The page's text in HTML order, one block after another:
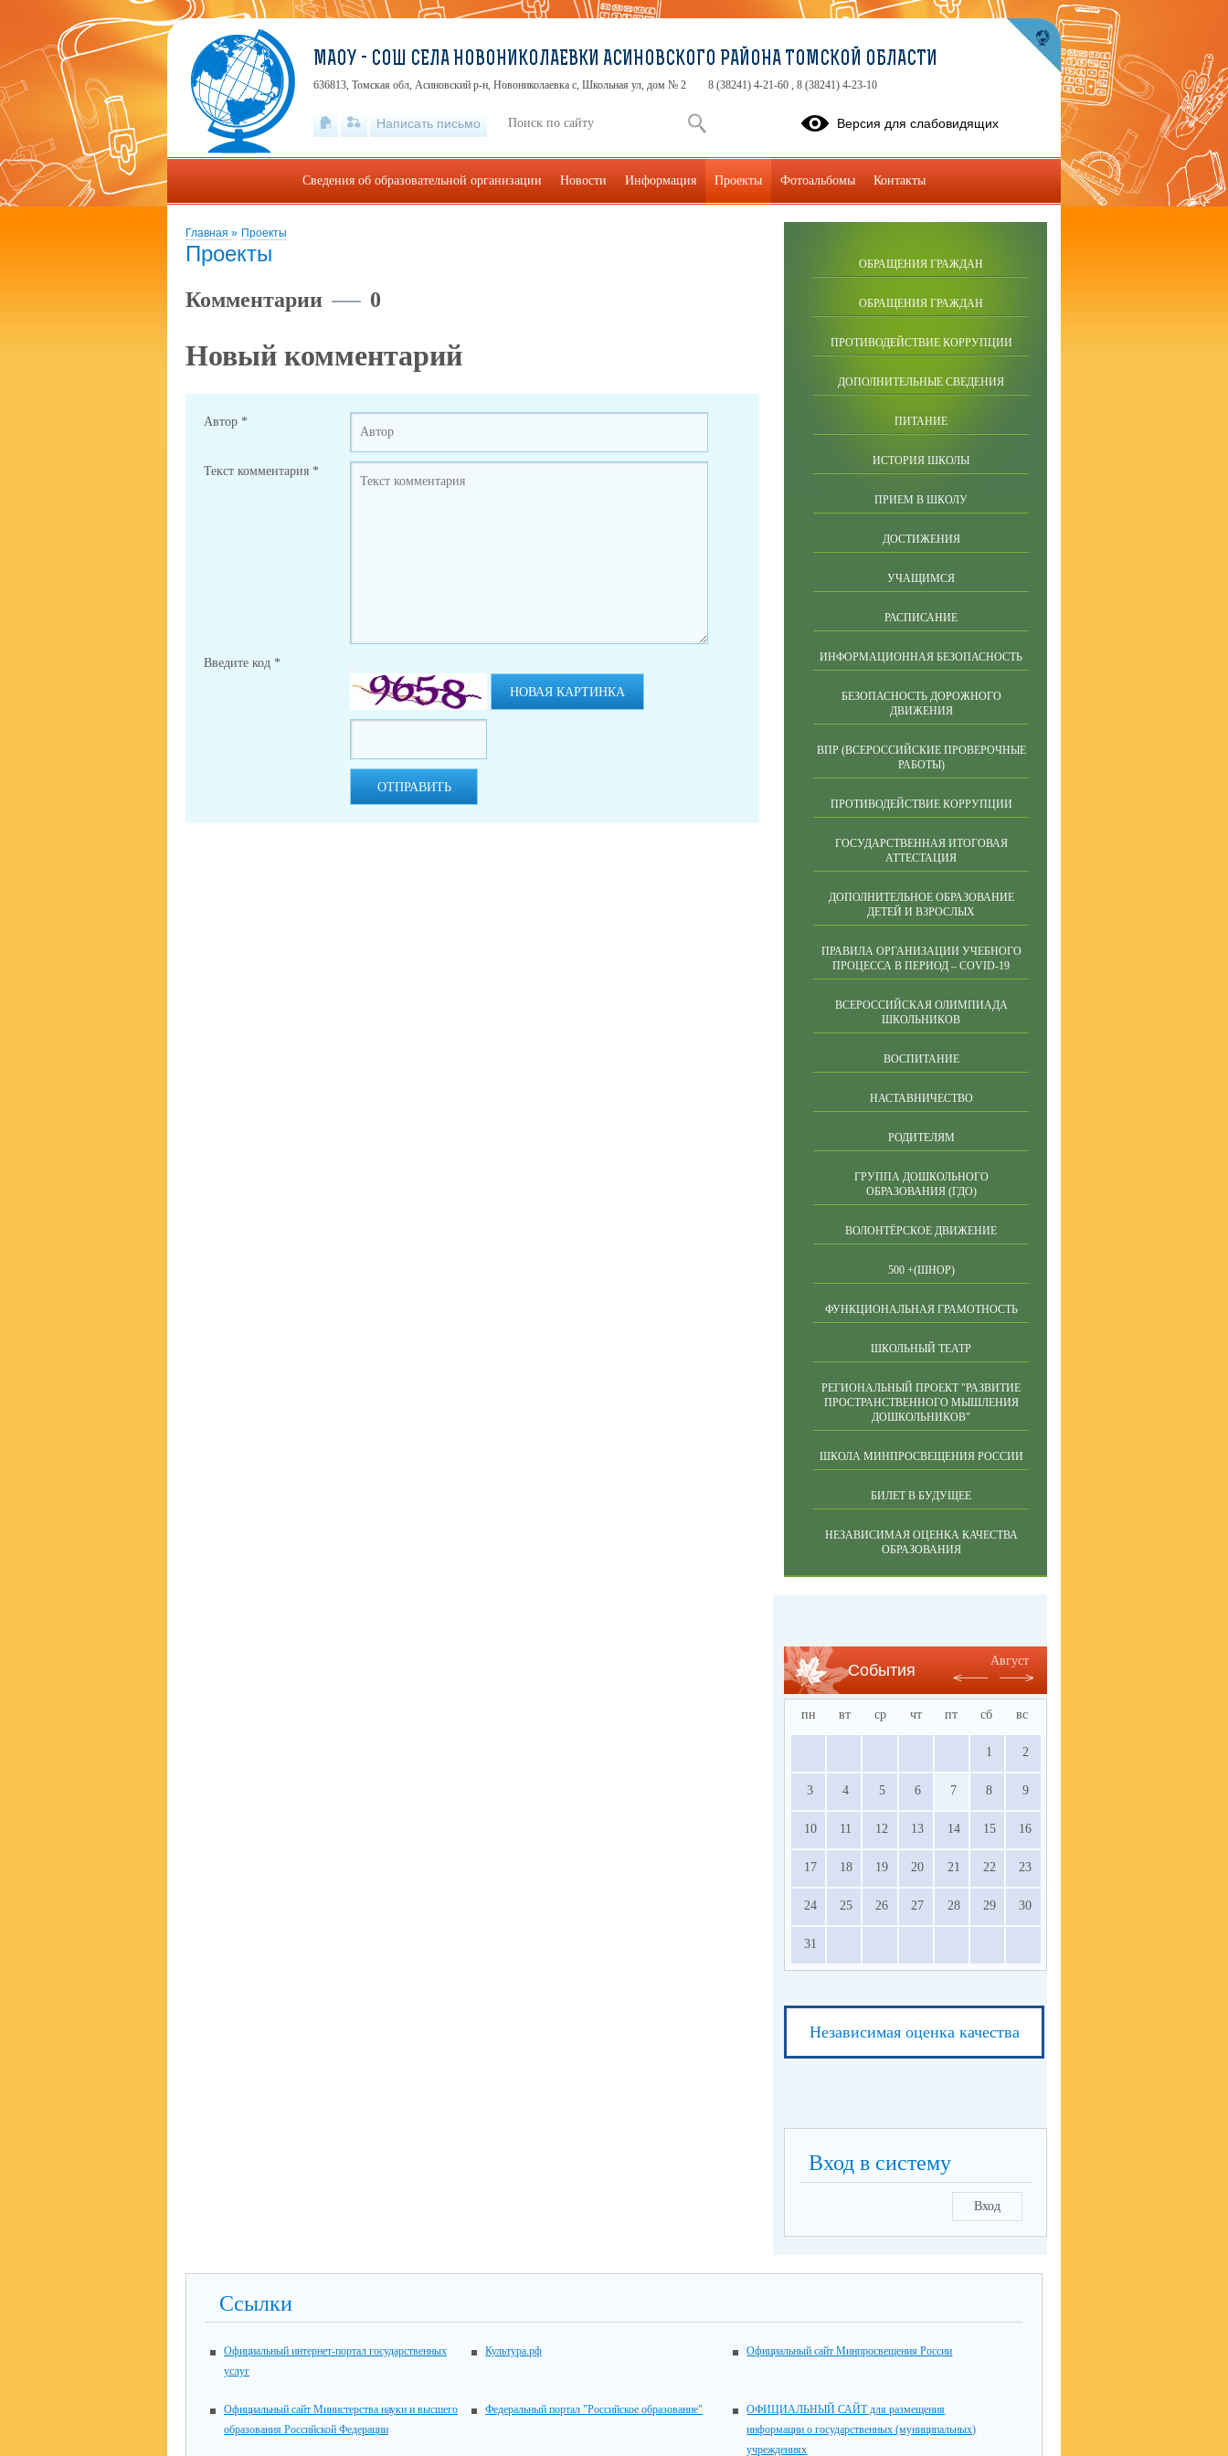
Главная » Проекты
Проекты
Комментарии 0
Новый комментарий
Автор *
Текст комментария *
Введите код *
НОВАЯ КАРТИНКА
ОТПРАВИТЬ
ОБРАЩЕНИЯ ГРАЖДАН
ОБРАЩЕНИЯ ГРАЖДАН
ПРОТИВОДЕЙСТВИЕ КОРРУПЦИИ
ДОПОЛНИТЕЛЬНЫЕ СВЕДЕНИЯ
ПИТАНИЕ
ИСТОРИЯ ШКОЛЫ
ПРИЕМ В ШКОЛУ
ДОСТИЖЕНИЯ
УЧАЩИМСЯ
РАСПИСАНИЕ
ИНФОРМАЦИОННАЯ БЕЗОПАСНОСТЬ
БЕЗОПАСНОСТЬ ДОРОЖНОГО
ДВИЖЕНИЯ
ВПР (ВСЕРОССИЙСКИЕ ПРОВЕРОЧНЫЕ
РАБОТЫ)
ПРОТИВОДЕЙСТВИЕ КОРРУПЦИИ
ГОСУДАРСТВЕННАЯ ИТОГОВАЯ
АТТЕСТАЦИЯ
ДОПОЛНИТЕЛЬНОЕ ОБРАЗОВАНИЕ
ДЕТЕЙ И ВЗРОСЛЫХ
ПРАВИЛА ОРГАНИЗАЦИИ УЧЕБНОГО
ПРОЦЕССА В ПЕРИОД – COVID-19
ВСЕРОССИЙСКАЯ ОЛИМПИАДА
ШКОЛЬНИКОВ
ВОСПИТАНИЕ
НАСТАВНИЧЕСТВО
РОДИТЕЛЯМ
ГРУППА ДОШКОЛЬНОГО
ОБРАЗОВАНИЯ (ГДО)
ВОЛОНТЁРСКОЕ ДВИЖЕНИЕ
500 +(ШНОР)
ФУНКЦИОНАЛЬНАЯ ГРАМОТНОСТЬ
ШКОЛЬНЫЙ ТЕАТР
РЕГИОНАЛЬНЫЙ ПРОЕКТ "РАЗВИТИЕ
ПРОСТРАНСТВЕННОГО МЫШЛЕНИЯ
ДОШКОЛЬНИКОВ"
ШКОЛА МИНПРОСВЕЩЕНИЯ РОССИИ
БИЛЕТ В БУДУЩЕЕ
НЕЗАВИСИМАЯ ОЦЕНКА КАЧЕСТВА
ОБРАЗОВАНИЯ
События
Август
пн вт ср чт пт сб вс
1 2
3 4 5 6 7 8 9
10 11 12 13 14 15 16
17 18 19 20 21 22 23
24 25 26 27 28 29 30
31
Независимая оценка качества
Вход в систему
Вход
Ссылки
Официальный интернет-портал государственных
услуг
Культура.рф Официальный сайт Минпросвещения России
Официальный сайт Министерства науки и высшего
образования Российской Федерации
Федеральный портал "Российское образование"
ОФИЦИАЛЬНЫЙ САЙТ для размещения
информации о государственных (муниципальных)
учреждениях
МАОУ - СОШ СЕЛА НОВОНИКОЛАЕВКИ АСИНОВСКОГО РАЙОНА ТОМСКОЙ ОБЛАСТИ
636813, Томская обл, Асиновский р-н, Новониколаевка с, Школьная ул, дом № 2 8 (38241) 4-21-60 , 8 (38241) 4-23-10
Написать письмо Версия для слабовидящих
Сведения об образовательной организации Новости Информация Проекты Фотоальбомы Контакты